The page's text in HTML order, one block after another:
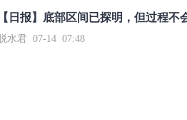
【日报】底部区间已探明，但过程不
水君 07-14 07:48